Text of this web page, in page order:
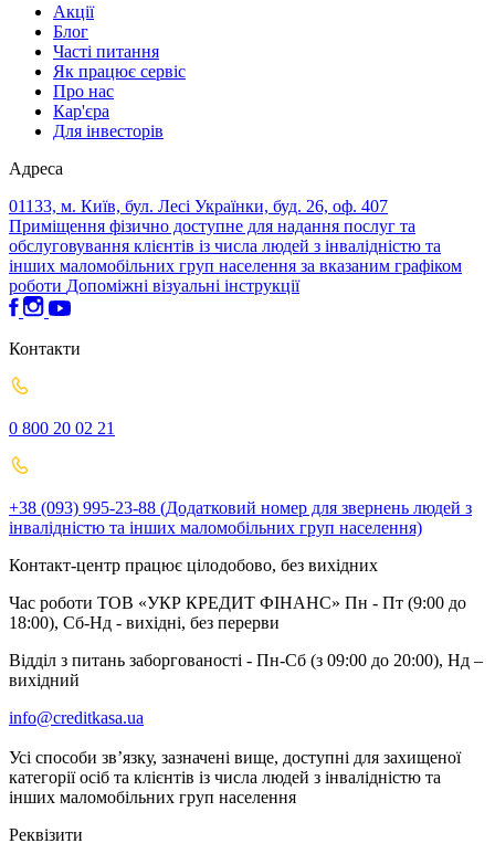
Акції
Блог
Часті питання
Як працює сервіс
Про нас
Кар'єра
Для інвесторів
Адреса
01133, м. Київ, бул. Лесі Українки, буд. 26, оф. 407
Приміщення фізично доступне для надання послуг та
обслуговування клієнтів із числа людей з інвалідністю та
інших маломобільних груп населення за вказаним графіком
роботи Допоміжні візуальні інструкції
Контакти
0 800 20 02 21
+38 (093) 995-23-88 (Додатковий номер для звернень людей з
інвалідністю та інших маломобільних груп населення)
Контакт-центр працює цілодобово, без вихідних
Час роботи ТОВ «УКР КРЕДИТ ФІНАНС» Пн - Пт (9:00 до
18:00), Сб-Нд - вихідні, без перерви
Відділ з питань заборгованості - Пн-Сб (з 09:00 до 20:00), Нд –
вихідний
info@creditkasa.ua
Усі способи зв’язку, зазначені вище, доступні для захищеної
категорії осіб та клієнтів із числа людей з інвалідністю та
інших маломобільних груп населення
Реквізити